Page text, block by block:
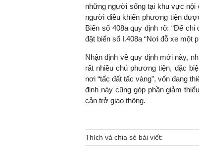
những người sống tại khu vực nội
người điều khiển phương tiện
Biển số 408a quy định rõ: “Để
đặt biển số I.408a “Nơi đỗ xe một
Nhận định về quy định mới này,
rất nhiều chủ phương tiện, đặc
nơi “tấc đất tấc vàng”, vốn đang
định này cũng góp phần giảm
cản trở giao thông.
Thích và chia sẻ bài viết: